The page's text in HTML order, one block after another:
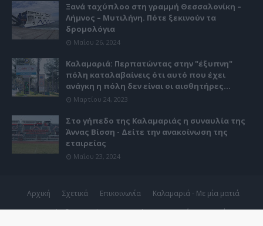
Ξανά ταχύπλοο στη γραμμή Θεσσαλονίκη –
Λήμνος – Μυτιλήνη. Πότε ξεκινούν τα
δρομολόγια
Μαΐου 26, 2024
Καλαμαριά: Περπατώντας στην "έξυπνη"
πόλη καταλαβαίνεις ότι αυτό που έχει
ανάγκη η πόλη δεν είναι οι αισθητήρες...
Μαρτίου 24, 2023
Στο γήπεδο της Καλαμαριάς η συναυλία της
Άννας Βίσση - Δείτε την ανακοίνωση της
εταιρείας
Μαΐου 23, 2024
Αρχική Σχετικά Επικοινωνία
Καλαμαριά - Με μία ματιά
Copyright ©2026Kalamaria24.gr | 24ωρη ενημέρωση για ό,τι